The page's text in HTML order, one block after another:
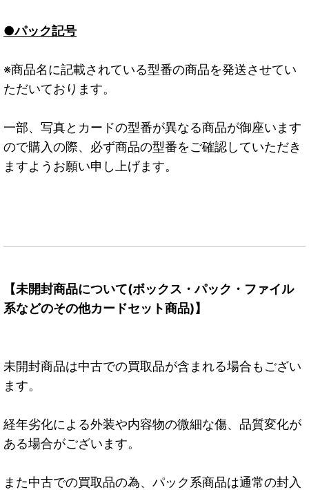
●パック記号
※商品名に記載されている型番の商品を発送させてい
ただいております。
一部、写真とカードの型番が異なる商品が御座います
ので購入の際、必ず商品の型番をご確認していただき
ますようお願い申し上げます。
【未開封商品について(ボックス・パック・ファイル
系などのその他カードセット商品)】
未開封商品は中古での買取品が含まれる場合もござい
ます。
経年劣化による外装や内容物の微細な傷、品質変化が
ある場合がございます。
また中古での買取品の為、パック系商品は通常の封入